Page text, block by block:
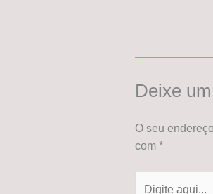
Deixe
O seu
com *